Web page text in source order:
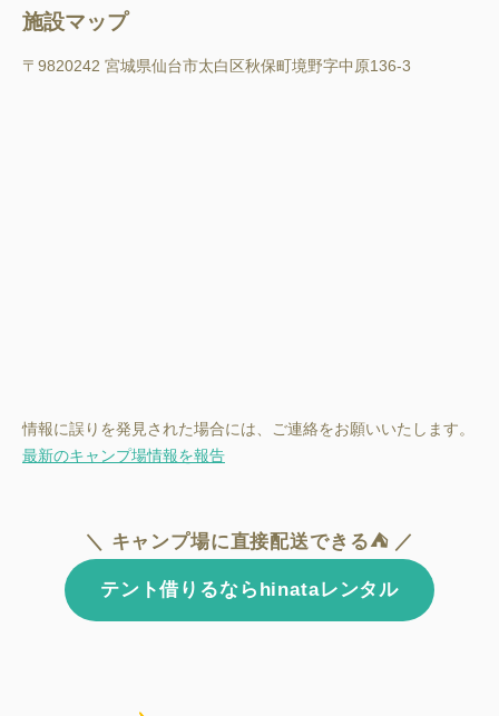
施設マップ
〒9820242 宮城県仙台市太白区秋保町境野字中原136-3
情報に誤りを発見された場合には、ご連絡をお願いいたします。
最新のキャンプ場情報を報告
＼ キャンプ場に直接配送できる⛺ ／
テント借りるならhinataレンタル